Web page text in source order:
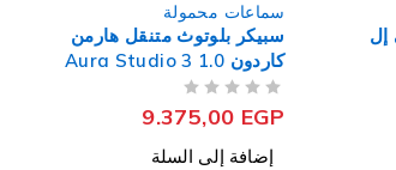
سماعات محمولة
سبيكر بلوتوث متنقل جي بي إل
Boombox 3 مقاوم للماء
23.299,00 EGP
إضافة إلى السلة